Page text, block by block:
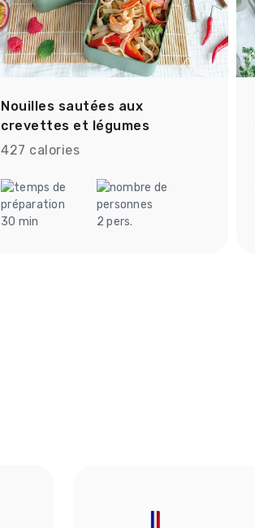
Nouilles sautées aux
crevettes et légumes
427 calories
30 min 2 pers.